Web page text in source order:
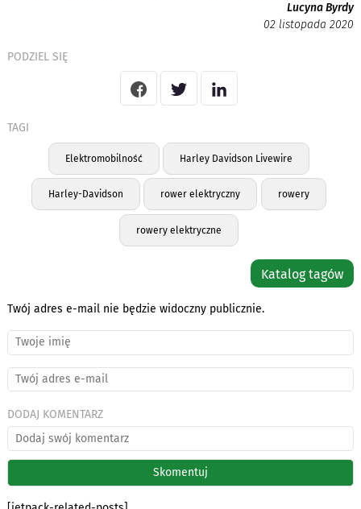
Lucyna Byrdy
02 listopada 2020
PODZIEL SIĘ
TAGI
Elektromobilność Harley Davidson Livewire
Harley-Davidson rower elektryczny rowery
rowery elektryczne
Katalog tagów
Twój adres e-mail nie będzie widoczny publicznie.
DODAJ KOMENTARZ